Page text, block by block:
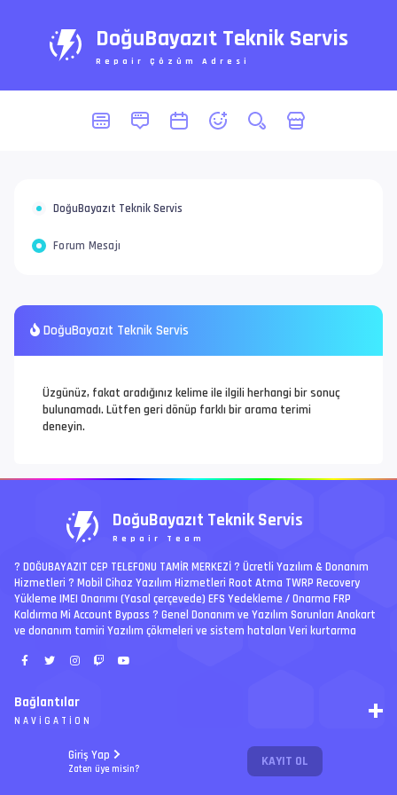
DoğuBayazıt Teknik Servis
Repair Çözüm Adresi
Giriş Yap
Zaten üye misin? KAYIT OL
DoğuBayazıt Teknik Servis
Forum Mesajı
DoğuBayazıt Teknik Servis
Üzgünüz, fakat aradığınız kelime ile ilgili herhangi bir sonuç
bulunamadı. Lütfen geri dönüp farklı bir arama terimi
deneyin.
DoğuBayazıt Teknik Servis
Repair Team
? DOĞUBAYAZIT CEP TELEFONU TAMİR MERKEZİ ?️ Ücretli Yazılım & Donanım
Hizmetleri ? Mobil Cihaz Yazılım Hizmetleri Root Atma TWRP Recovery
Yükleme IMEI Onarımı (Yasal çerçevede) EFS Yedekleme / Onarma FRP
Kaldırma Mi Account Bypass ? Genel Donanım ve Yazılım Sorunları Anakart
ve donanım tamiri Yazılım çökmeleri ve sistem hataları Veri kurtarma
Bağlantılar
NAVIGATION
Ücretli İşler | Paid Jobs